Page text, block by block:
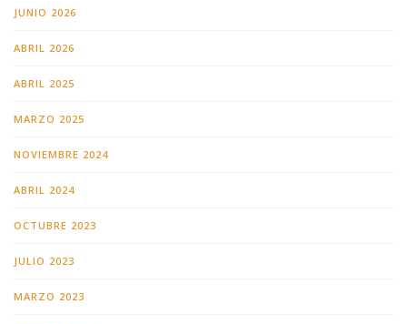
JUNIO 2026
ABRIL 2026
ABRIL 2025
MARZO 2025
NOVIEMBRE 2024
ABRIL 2024
OCTUBRE 2023
JULIO 2023
MARZO 2023